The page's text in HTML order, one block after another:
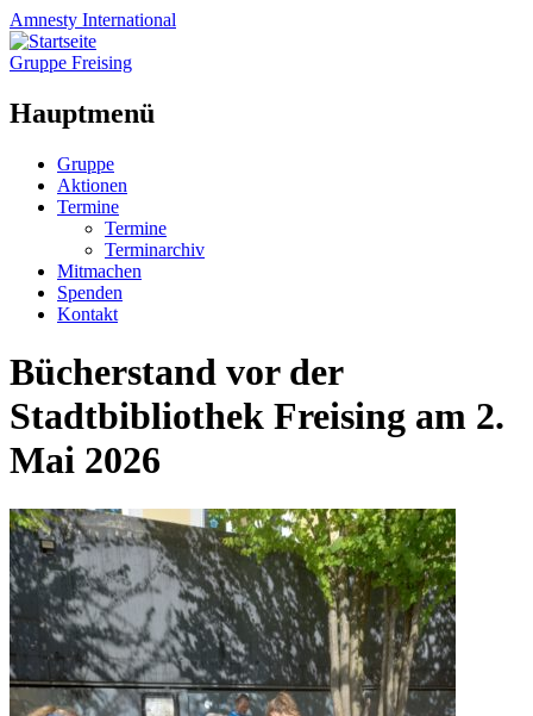
Amnesty International
Gruppe Freising
Hauptmenü
Zum
Inhalt
springen
Gruppe
Aktionen
Termine
Termine
Terminarchiv
Mitmachen
Spenden
Kontakt
Bücherstand vor der
Stadtbibliothek Freising am 2.
Mai 2026